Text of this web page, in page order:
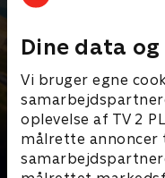
Dine data
Vi bruger egne
oplevelse af TV 2
målrette annoncer
Senest tilføjet